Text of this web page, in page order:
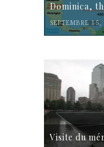
Dominica,
SEPTEMBRE
Visite du